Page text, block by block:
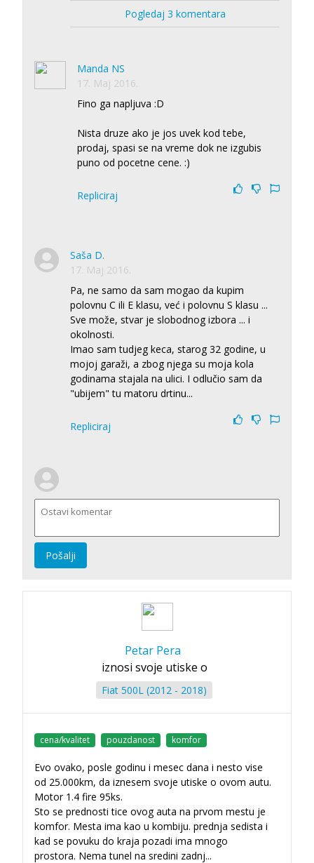
Pogledaj 3 komentara
Manda NS
17. Maj 2016.
Fino ga napljuva :D
Nista druze ako je jos uvek kod tebe,
prodaj, spasi se na vreme dok ne izgubis
puno od pocetne cene. :)
Repliciraj
Saša D.
17. Maj 2016.
Pa, ne samo da sam mogao da kupim
polovnu C ili E klasu, već i polovnu S klasu ...
Sve može, stvar je slobodnog izbora ... i
okolnosti.
Imao sam tudjeg keca, starog 32 godine, u
mojoj garaži, a zbog njega su moja kola
godinama stajala na ulici. I odlučio sam da
"ubijem" tu matoru drtinu...
Repliciraj
Pošalji
Petar Pera
iznosi svoje utiske o
Fiat 500L (2012 - 2018)
cena/kvalitet pouzdanost komfor
Evo ovako, posle godinu i mesec dana i nesto vise
od 25.000km, da iznesem svoje utiske o ovom autu.
Motor 1.4 fire 95ks.
Sto se prednosti tice ovog auta na prvom mestu je
komfor. Mesta ima kao u kombiju. prednja sedista i
kad se povuku do kraja pozadi ima mnogo
prostora. Nema tunel na sredini zadnj...